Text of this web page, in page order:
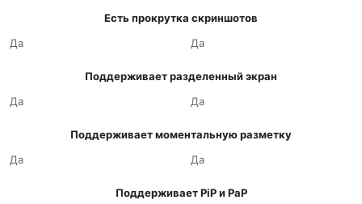
Есть прокрутка скриншотов
Да
Да
Поддерживает разделенный экран
Да
Да
Поддерживает моментальную разметку
Да
Да
Поддерживает PiP и PaP